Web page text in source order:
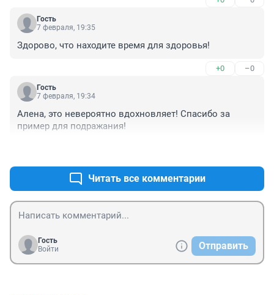
Гость
7 февраля, 19:35
Здорово, что находите время для здоровья!
+0 –0
Гость
7 февраля, 19:34
Алена, это невероятно вдохновляет! Спасибо за
пример для подражания!
Читать все комментарии
Гость
Войти
Отправить